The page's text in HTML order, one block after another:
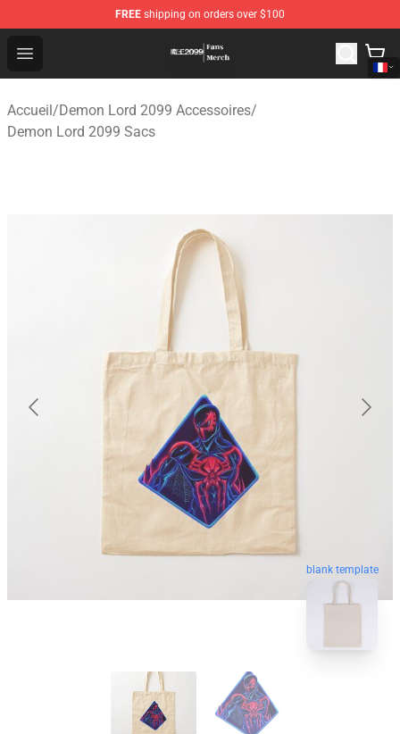
FREE shipping on orders over $100
Open menu
Demon Lord 2099 Store - Official Demon Lord 2099
Accueil/Demon Lord 2099 Accessoires/
Demon Lord 2099 Sacs
blank template